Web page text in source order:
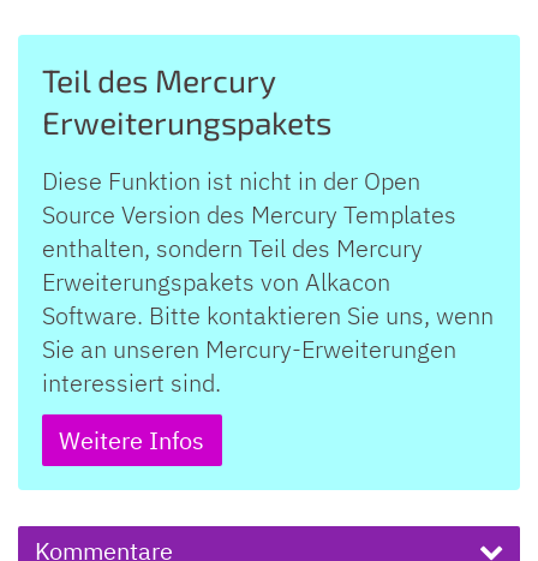
Teil des Mercury
Erweiterungspakets
Diese Funktion ist nicht in der Open
Source Version des Mercury Templates
enthalten, sondern Teil des Mercury
Erweiterungspakets von Alkacon
Software. Bitte kontaktieren Sie uns, wenn
Sie an unseren Mercury-Erweiterungen
interessiert sind.
Weitere Infos
Kommentare